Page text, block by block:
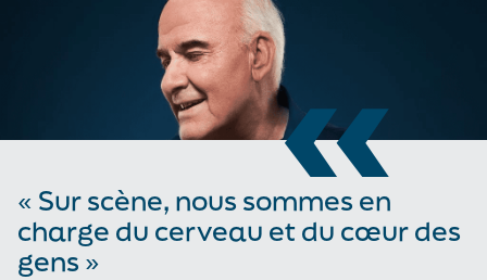
«
« Sur scène, nous sommes en
charge du cerveau et du cœur des
gens »